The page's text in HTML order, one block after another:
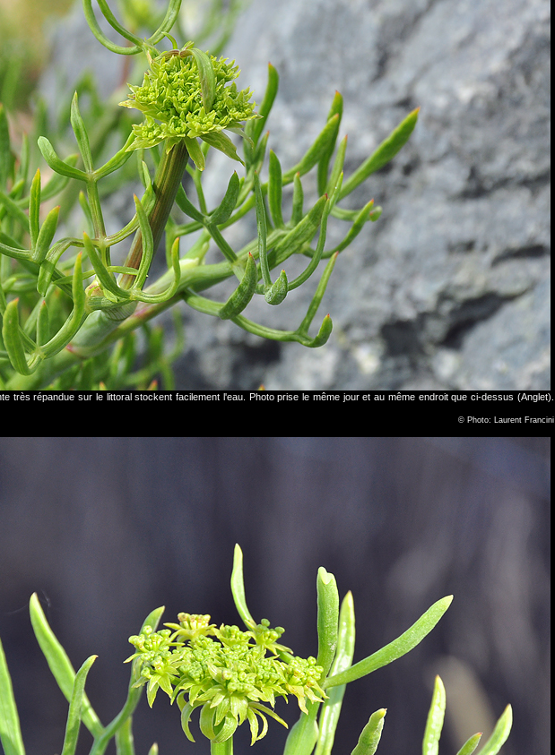
très répandue sur le littoral stockent facilement l'eau. Photo prise le même jour et au même endroit que ci-dessus (Anglet).
© Photo: Laurent Francini